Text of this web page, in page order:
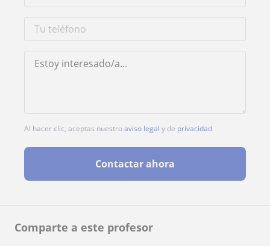
Comparte a este profesor
Al hacer clic, aceptas nuestroaviso legal y de privacidad
Contactar ahora